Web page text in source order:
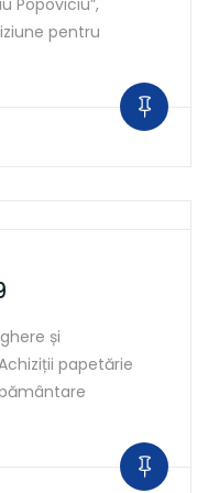
pentru
și
papetărie